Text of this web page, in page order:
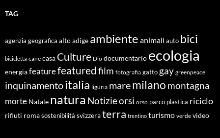
TAG
agenzia geografica alto adige ambiente animali auto bici
bicicletta cane casa Culture Dio documentario ecologia
energiafeaturefeaturedfilm fotografia gatto gay greenpeace
inquinamentoitalia liguria maremilano montagna
morte Natale natura Notizieorsi orso parco plastica riciclo
rifiuti roma sostenibilità svizzeraterra trentino turismo verde video